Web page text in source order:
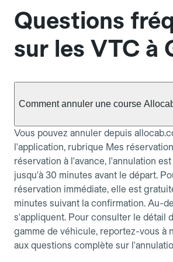
Questions
sur les VTC à
Comment annuler une course
Vous pouvez annuler depuis
l'application, rubrique Mes
réservation à l'avance, l'annulation
jusqu'à 30 minutes avant le départ.
réservation immédiate, elle est
minutes suivant la confirmation. Au-
s'appliquent. Pour consulter le détail
gamme de véhicule, reportez-vous à
aux questions complète sur